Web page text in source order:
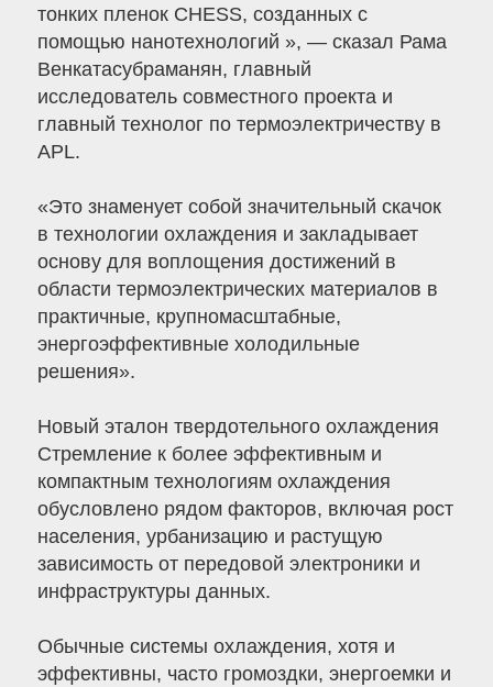
тонких пленок CHESS, созданных с
помощью нанотехнологий », — сказал Рама
Венкатасубраманян, главный
исследователь совместного проекта и
главный технолог по термоэлектричеству в
APL.
«Это знаменует собой значительный скачок
в технологии охлаждения и закладывает
основу для воплощения достижений в
области термоэлектрических материалов в
практичные, крупномасштабные,
энергоэффективные холодильные
решения».
Новый эталон твердотельного охлаждения
Стремление к более эффективным и
компактным технологиям охлаждения
обусловлено рядом факторов, включая рост
населения, урбанизацию и растущую
зависимость от передовой электроники и
инфраструктуры данных.
Обычные системы охлаждения, хотя и
эффективны, часто громоздки, энергоемки и